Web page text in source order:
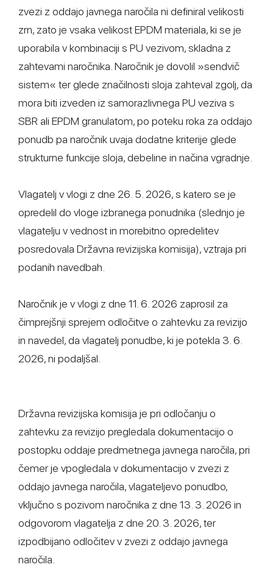
zvezi z oddajo javnega naročila ni definiral velikosti
zrn, zato je vsaka velikost EPDM materiala, ki se je
uporabila v kombinaciji s PU vezivom, skladna z
zahtevami naročnika. Naročnik je dovolil »sendvič
sistem« ter glede značilnosti sloja zahteval zgolj, da
mora biti izveden iz samorazlivnega PU veziva s
SBR ali EPDM granulatom, po poteku roka za oddajo
ponudb pa naročnik uvaja dodatne kriterije glede
strukturne funkcije sloja, debeline in načina vgradnje.
Vlagatelj v vlogi z dne 26. 5. 2026, s katero se je
opredelil do vloge izbranega ponudnika (slednjo je
vlagatelju v vednost in morebitno opredelitev
posredovala Državna revizijska komisija), vztraja pri
podanih navedbah.
Naročnik je v vlogi z dne 11. 6. 2026 zaprosil za
čimprejšnji sprejem odločitve o zahtevku za revizijo
in navedel, da vlagatelj ponudbe, ki je potekla 3. 6.
2026, ni podaljšal.
Državna revizijska komisija je pri odločanju o
zahtevku za revizijo pregledala dokumentacijo o
postopku oddaje predmetnega javnega naročila, pri
čemer je vpogledala v dokumentacijo v zvezi z
oddajo javnega naročila, vlagateljevo ponudbo,
vključno s pozivom naročnika z dne 13. 3. 2026 in
odgovorom vlagatelja z dne 20. 3. 2026, ter
izpodbijano odločitev v zvezi z oddajo javnega
naročila.